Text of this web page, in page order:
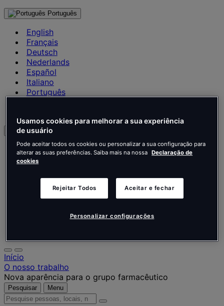
Português
English
Français
Deutsch
Nederlands
Español
Italiano
Português
English
Français
Nederlands
Español
Italiano
Início
O nosso trabalho
Nova aparência para o grupo farmacêutico
Pesquisar Menu
Pesquise
Usamos cookies para melhorar a sua experiência
de usuário
Pode aceitar todos os cookies ou personalizar a sua configuração para
alterar as suas preferências. Saiba mais na nossa Declaração de
cookies
Rejeitar Todos Aceitar e fechar
Personalizar configurações